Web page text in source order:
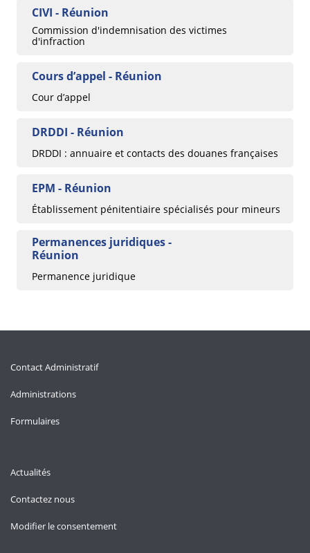
CIVI - Réunion
Commission d'indemnisation des victimes
d'infraction
Cours d’appel - Réunion
Cour d’appel
DRDDI - Réunion
DRDDI : annuaire et contacts des douanes françaises
EPM - Réunion
Établissement pénitentiaire spécialisés pour mineurs
Permanences juridiques -
Réunion
Permanence juridique
Contact Administratif
Administrations
Formulaires
Actualités
Contactez nous
Modifier le consentement